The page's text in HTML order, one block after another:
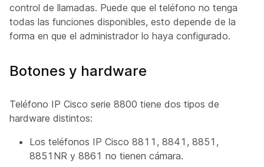
control de llamadas. Puede que el teléfono no tenga
todas las funciones disponibles, esto depende de la
forma en que el administrador lo haya configurado.
Botones y hardware
Teléfono IP Cisco serie 8800 tiene dos tipos de
hardware distintos:
Los teléfonos IP Cisco 8811, 8841, 8851,
8851NR y 8861 no tienen cámara.